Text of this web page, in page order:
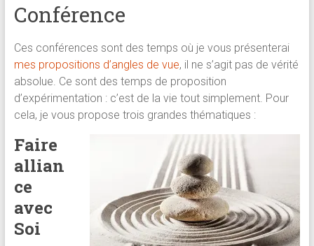
en
thérapie
brève
Approche
holistique
:
psychologue,
coach
et
praticienne
en
thérapie
Conférence
Ces conférences sont des temps où je vous présenterai
mes propositions d’angles de vue, il ne s’agit pas de vérité
absolue. Ce sont des temps de proposition
d’expérimentation : c’est de la vie tout simplement. Pour
cela, je vous propose trois grandes thématiques :
Faire
allian
ce
avec
Soi